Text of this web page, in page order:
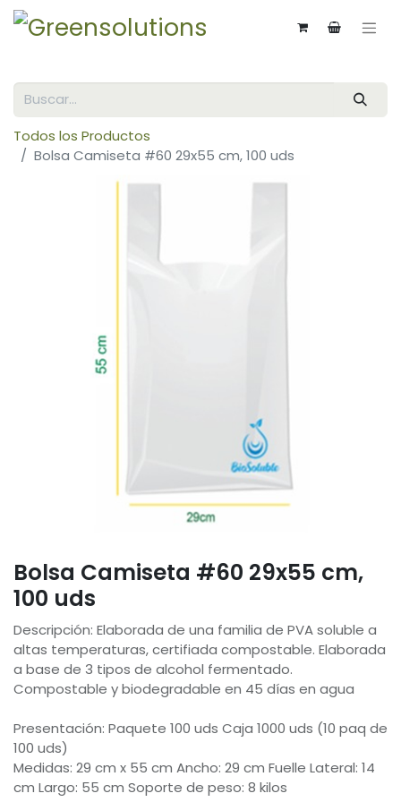
Todos los Productos
Bolsa Camiseta #60 29x55 cm, 100 uds
Bolsa Camiseta #60 29x55 cm,
100 uds
Descripción: Elaborada de una familia de PVA soluble a
altas temperaturas, certifiada compostable. Elaborada
a base de 3 tipos de alcohol fermentado.
Compostable y biodegradable en 45 días en agua
Presentación: Paquete 100 uds Caja 1000 uds (10 paq de
100 uds)
Medidas: 29 cm x 55 cm Ancho: 29 cm Fuelle Lateral: 14
cm Largo: 55 cm Soporte de peso: 8 kilos